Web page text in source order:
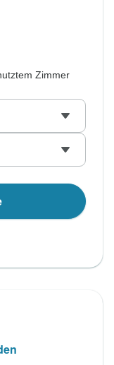
Zimmer